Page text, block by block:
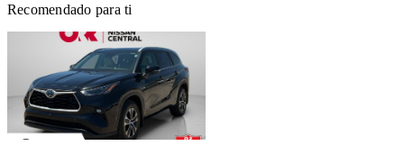
Recomendado para ti